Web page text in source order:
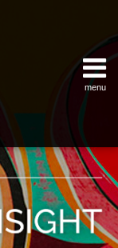
menu
Reform
&